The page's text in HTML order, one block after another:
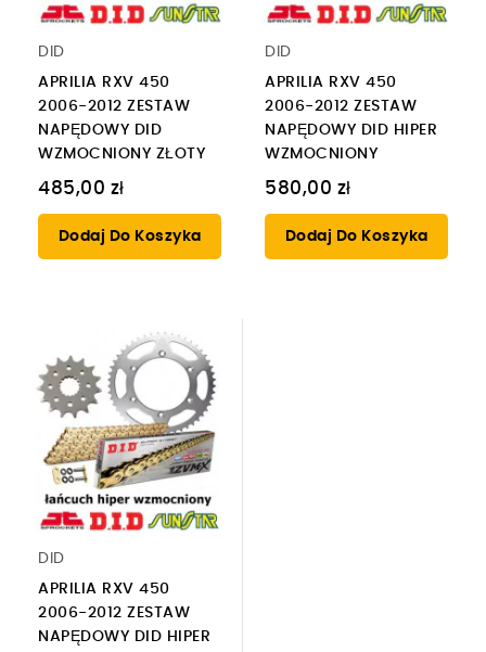
DID
APRILIA RXV 450
2006-2012 ZESTAW
NAPĘDOWY DID
WZMOCNIONY ZŁOTY
485,00 zł
Dodaj Do Koszyka
DID
APRILIA RXV 450
2006-2012 ZESTAW
NAPĘDOWY DID HIPER
WZMOCNIONY
580,00 zł
Dodaj Do Koszyka
DID
APRILIA RXV 450
2006-2012 ZESTAW
NAPĘDOWY DID HIPER